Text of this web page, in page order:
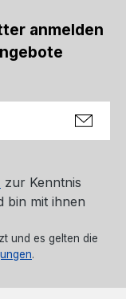
anmelden
zur Kenntnis
bin mit ihnen
und es gelten die
.